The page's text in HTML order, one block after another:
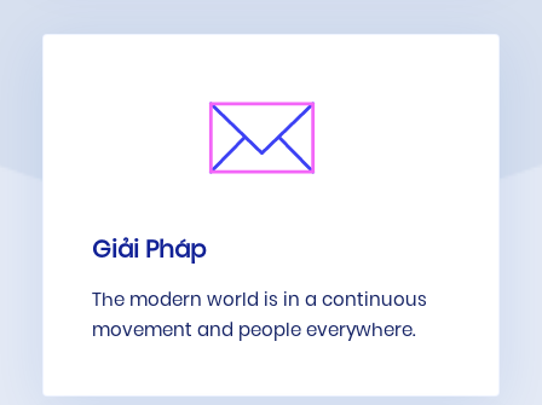
Giải Pháp
The modern world is in a continuous
movement and people everywhere.